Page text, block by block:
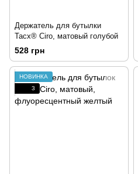
Держатель для бутылки
Tacx® Ciro, матовый голубой
528 грн
НОВИНКА
3